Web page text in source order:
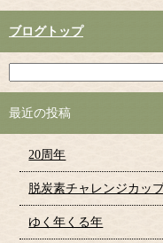
ブログトップ
最近の投稿
20周年
脱炭素チャレンジカッ
ゆく年くる年